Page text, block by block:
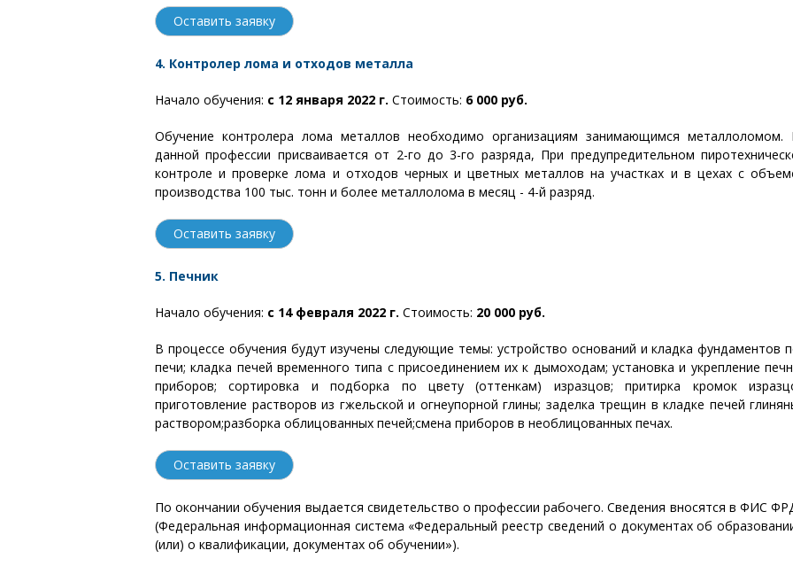
Оставить заявку
4. Контролер лома и отходов металла
Начало обучения: с 12 января 2022 г. Стоимость: 6 000 руб.
Обучение контролера лома металлов необходимо организациям занимающимся металлоломом.
данной профессии присваивается от 2-го до 3-го разряда, При предупредительном
контроле и проверке лома и отходов черных и цветных металлов на участках и в цехах с
производства 100 тыс. тонн и более металлолома в месяц - 4-й разряд.
Оставить заявку
5. Печник
Начало обучения: с 14 февраля 2022 г. Стоимость: 20 000 руб.
В процессе обучения будут изучены следующие темы: устройство оснований и кладка фундаментов
печи; кладка печей временного типа с присоединением их к дымоходам; установка и укрепление
приборов; сортировка и подборка по цвету (оттенкам) изразцов; притирка кромок
приготовление растворов из гжельской и огнеупорной глины; заделка трещин в кладке печей
раствором;разборка облицованных печей;смена приборов в необлицованных печах.
Оставить заявку
По окончании обучения выдается свидетельство о профессии рабочего. Сведения вносятся в ФИС
(Федеральная информационная система «Федеральный реестр сведений о документах об
(или) о квалификации, документах об обучении»).